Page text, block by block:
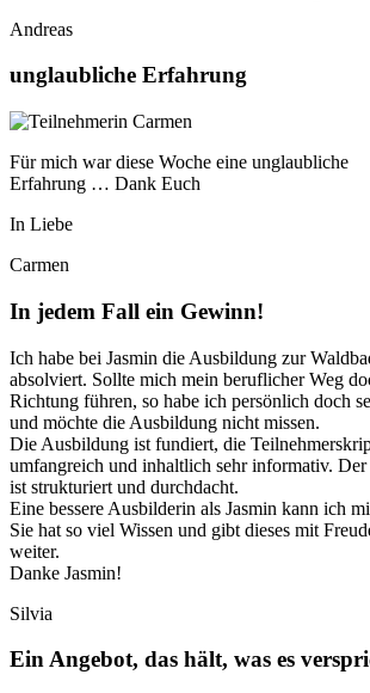
Andreas
unglaubliche Erfahrung
Für mich war diese Woche eine unglaubliche
Erfahrung … Dank Euch
In Liebe
Carmen
In jedem Fall ein Gewinn!
Ich habe bei Jasmin die Ausbildung zur
absolviert. Sollte mich mein beruflicher Weg
Richtung führen, so habe ich persönlich doch
und möchte die Ausbildung nicht missen.
Die Ausbildung ist fundiert, die
umfangreich und inhaltlich sehr informativ. Der
ist strukturiert und durchdacht.
Eine bessere Ausbilderin als Jasmin kann ich
Sie hat so viel Wissen und gibt dieses mit
weiter.
Danke Jasmin!
Silvia
Ein Angebot, das hält, was es